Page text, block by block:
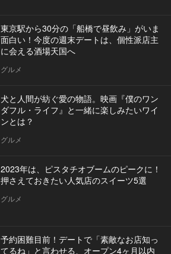
東京駅から30分の「船橋で昼飲み」がいま
面白い！今度の週末デートは、個性派店主
に会える酒場天国へ
グルメ
犬と人間が紡ぐ愛の物語。映画『僕のワン
ダフル・ライフ』と一緒に楽しみたいワイ
ンとは？
グルメ
2023年は、ピスタチオブームのピークに！
押さえておきたい人気店のスイーツ5選
グルメ
予約困難目前！デートで「素敵なお店知っ
てるね」と言わせる、オープン4ヶ月以内